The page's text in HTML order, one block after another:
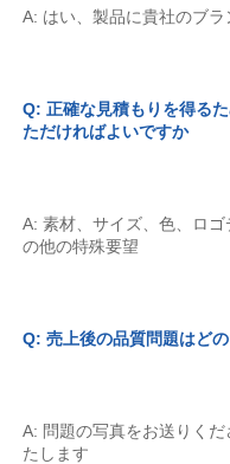
A: はい、製品に貴社のブ
Q: 正確な見積もりを得る
ただければよいですか
A: 素材、サイズ、色、ロ
の他の特殊要望
Q: 売上後の品質問題はど
A: 問題の写真をお送りく
たします